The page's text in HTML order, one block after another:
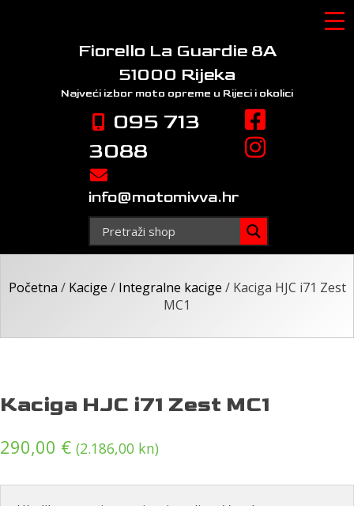
Fiorello La Guardie 8A
51000 Rijeka
Najveći izbor moto opreme u Rijeci i okolici
095 713
3088
info@motomivva.hr
Početna / Kacige / Integralne kacige / Kaciga HJC i71 Zest
MC1
Kaciga HJC i71 Zest MC1
290,00 € (2.186,00 kn)